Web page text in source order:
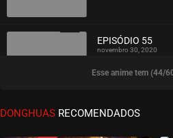
ASSISTIDO
EPISÓDIO 55
novembro 30, 2020
EPISÓDIO 54
Esse anime tem (44/
DONGHUAS RECOMENDADOS